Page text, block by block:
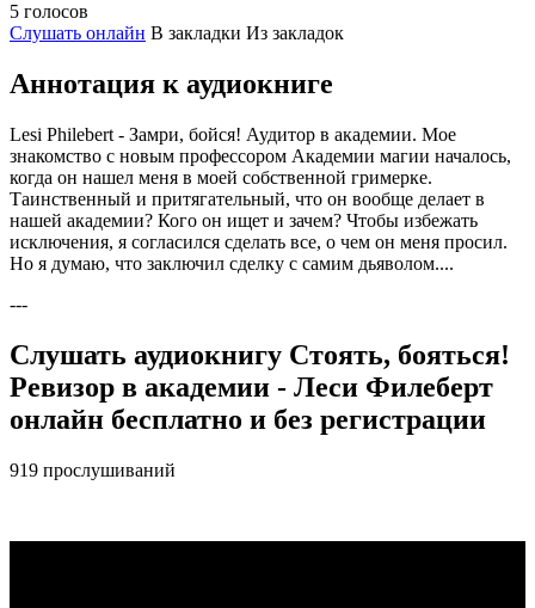
5 голосов
Слушать онлайн В закладки Из закладок
Аннотация к аудиокниге
Lesi Philebert - Замри, бойся! Аудитор в академии. Мое
знакомство с новым профессором Академии магии началось,
когда он нашел меня в моей собственной гримерке.
Таинственный и притягательный, что он вообще делает в
нашей академии? Кого он ищет и зачем? Чтобы избежать
исключения, я согласился сделать все, о чем он меня просил.
Но я думаю, что заключил сделку с самим дьяволом....
---
Слушать аудиокнигу Стоять, бояться!
Ревизор в академии - Леси Филеберт
онлайн бесплатно и без регистрации
919 прослушиваний